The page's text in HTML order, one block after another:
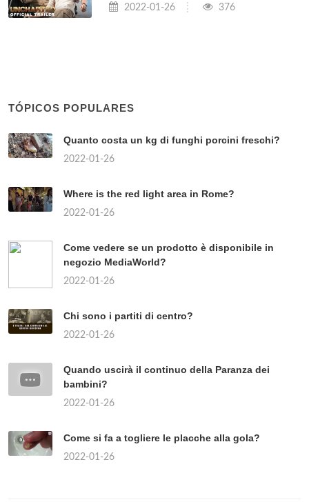
2022-01-26 376
TÓPICOS POPULARES
Quanto costa un kg di funghi porcini freschi?
2022-01-26
Where is the red light area in Rome?
2022-01-26
Come vedere se un prodotto è disponibile in
negozio MediaWorld?
2022-01-26
Chi sono i partiti di centro?
2022-01-26
Quando uscirà il continuo della Paranza dei
bambini?
2022-01-26
Come si fa a togliere le placche alla gola?
2022-01-26